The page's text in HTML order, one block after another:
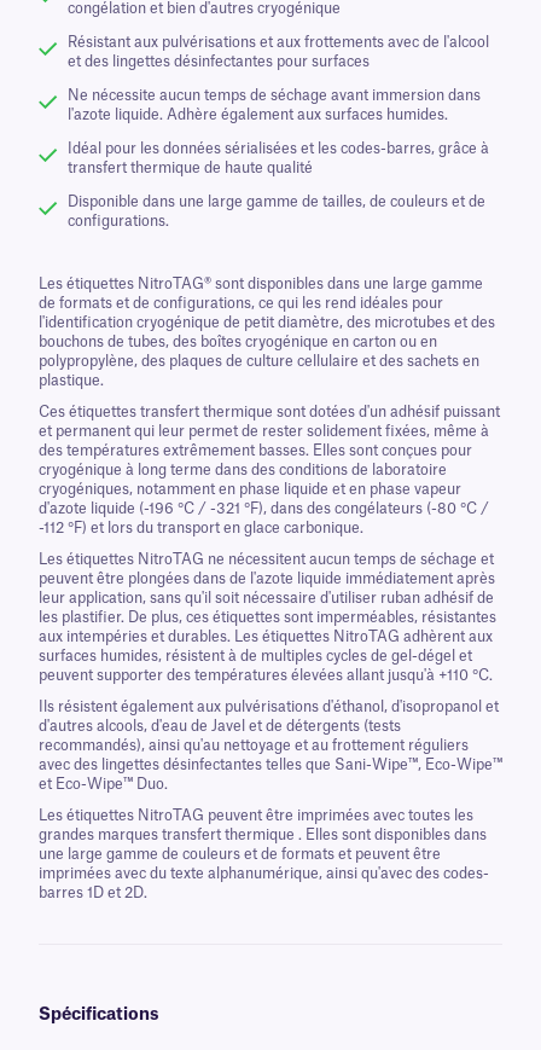
congélation et bien d'autres cryogénique
Résistant aux pulvérisations et aux frottements avec de l'alcool
et des lingettes désinfectantes pour surfaces
Ne nécessite aucun temps de séchage avant immersion dans
l'azote liquide. Adhère également aux surfaces humides.
Idéal pour les données sérialisées et les codes-barres, grâce à
transfert thermique de haute qualité
Disponible dans une large gamme de tailles, de couleurs et de
configurations.
Les étiquettes NitroTAG® sont disponibles dans une large gamme
de formats et de configurations, ce qui les rend idéales pour
l'identification cryogénique de petit diamètre, des microtubes et des
bouchons de tubes, des boîtes cryogénique en carton ou en
polypropylène, des plaques de culture cellulaire et des sachets en
plastique.
Ces étiquettes transfert thermique sont dotées d'un adhésif puissant
et permanent qui leur permet de rester solidement fixées, même à
des températures extrêmement basses. Elles sont conçues pour
cryogénique à long terme dans des conditions de laboratoire
cryogéniques, notamment en phase liquide et en phase vapeur
d'azote liquide (-196 °C / -321 °F), dans des congélateurs (-80 °C /
-112 °F) et lors du transport en glace carbonique.
Les étiquettes NitroTAG ne nécessitent aucun temps de séchage et
peuvent être plongées dans de l'azote liquide immédiatement après
leur application, sans qu'il soit nécessaire d'utiliser ruban adhésif de
les plastifier. De plus, ces étiquettes sont imperméables, résistantes
aux intempéries et durables. Les étiquettes NitroTAG adhèrent aux
surfaces humides, résistent à de multiples cycles de gel-dégel et
peuvent supporter des températures élevées allant jusqu'à +110 °C.
Ils résistent également aux pulvérisations d'éthanol, d'isopropanol et
d'autres alcools, d'eau de Javel et de détergents (tests
recommandés), ainsi qu'au nettoyage et au frottement réguliers
avec des lingettes désinfectantes telles que Sani-Wipe™, Eco-Wipe™
et Eco-Wipe™ Duo.
Les étiquettes NitroTAG peuvent être imprimées avec toutes les
grandes marques transfert thermique . Elles sont disponibles dans
une large gamme de couleurs et de formats et peuvent être
imprimées avec du texte alphanumérique, ainsi qu'avec des codes-
barres 1D et 2D.
Spécifications